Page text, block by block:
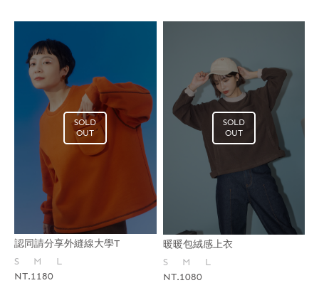
SOLD
OUT
認同請分享外縫線大學T
S
M
L
NT.1180
SOLD
OUT
暖暖包絨感上衣
S
M
L
NT.1080